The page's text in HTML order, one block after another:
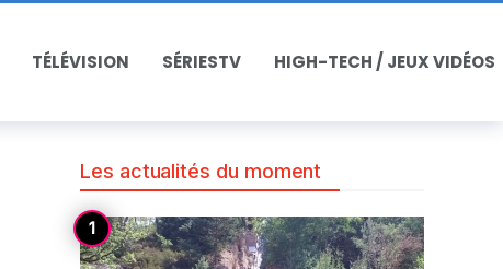
TÉLÉVISION SÉRIESTV HIGH-TECH / JEUX VIDÉOS
Les actualités du moment